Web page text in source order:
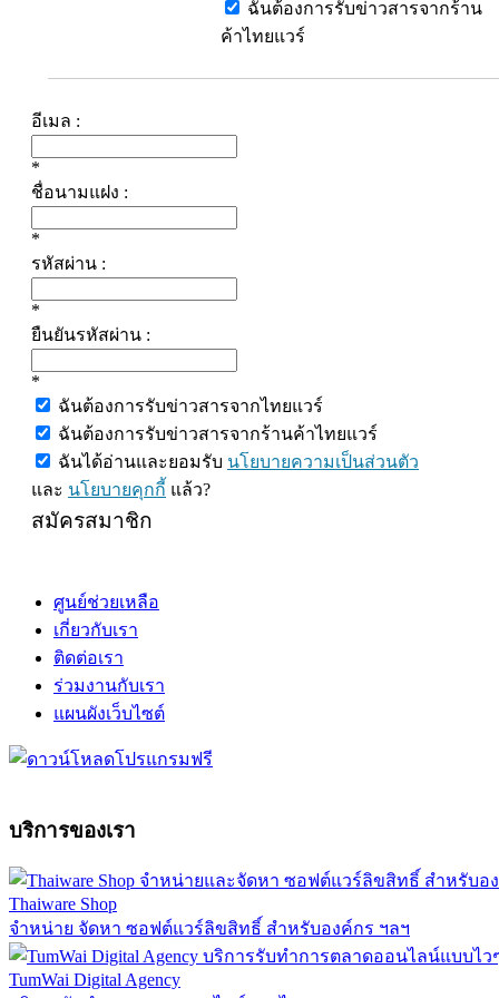
ฉันต้องการรับข่าวสารจากร้าน
ค้าไทยแวร์
อีเมล :
*
ชื่อนามแฝง :
*
รหัสผ่าน :
*
ยืนยันรหัสผ่าน :
*
ฉันต้องการรับข่าวสารจากไทยแวร์
ฉันต้องการรับข่าวสารจากร้านค้าไทยแวร์
ฉันได้อ่านและยอมรับ นโยบายความเป็นส่วนตัว
และ นโยบายคุกกี้ แล้ว?
สมัครสมาชิก
ศูนย์ช่วยเหลือ
เกี่ยวกับเรา
ติดต่อเรา
ร่วมงานกับเรา
แผนผังเว็บไซต์
บริการของเรา
Thaiware Shop
จำหน่าย จัดหา ซอฟต์แวร์ลิขสิทธิ์ สำหรับองค์กร ฯลฯ
TumWai Digital Agency